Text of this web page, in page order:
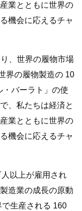
業とともに世界の
機会に応えるチャ
、世界の履物市場
界の履物製造の 10
・バーラト」の使
、私たちは経済と
業とともに世界の
機会に応えるチャ
以上が雇用され
造業の成長の原動
生産される 160